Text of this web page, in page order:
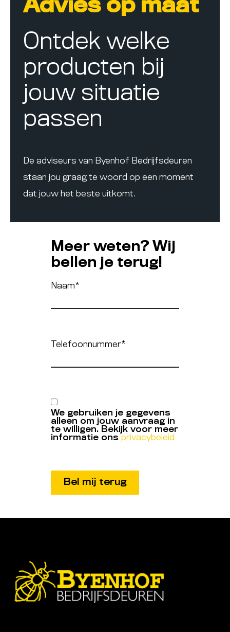
Advies op maat
Ontdek welke
producten bij
jouw situatie
passen
De adviseurs van Byenhof Bedrijfsdeuren
staan jou graag te woord op een moment
dat jouw het beste uitkomt.
Meer weten? Wij
bellen je terug!
Naam*
Telefoonnummer*
We gebruiken je gegevens
alleen om jouw aanvraag in
te willigen. Bekijk voor meer
informatie ons privacybeleid